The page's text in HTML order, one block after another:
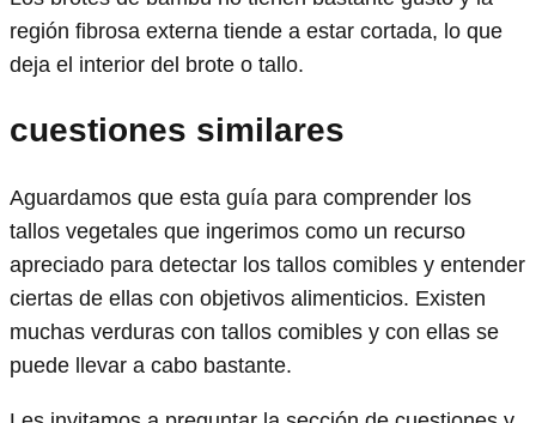
región fibrosa externa tiende a estar cortada, lo que
deja el interior del brote o tallo.
cuestiones similares
Aguardamos que esta guía para comprender los
tallos vegetales que ingerimos como un recurso
apreciado para detectar los tallos comibles y entender
ciertas de ellas con objetivos alimenticios. Existen
muchas verduras con tallos comibles y con ellas se
puede llevar a cabo bastante.